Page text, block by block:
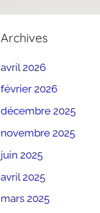
Archives
avril 2026
février 2026
décembre 2025
novembre 2025
juin 2025
avril 2025
mars 2025